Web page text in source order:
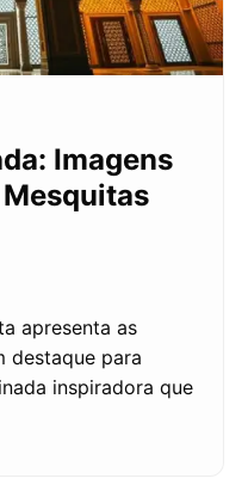
Imagens
apresenta as
destaque para
inspiradora que